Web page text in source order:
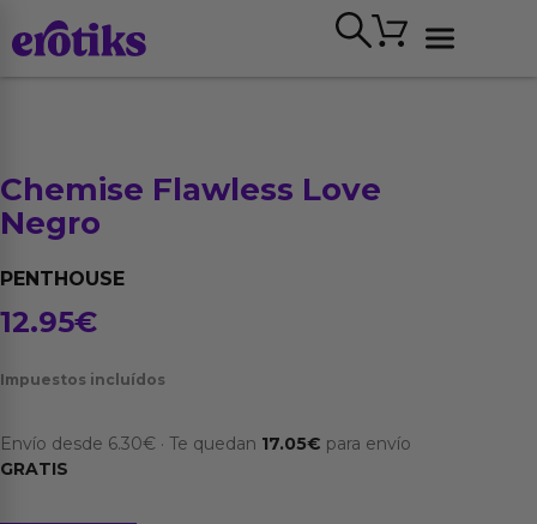
al
Carrito
Chemise Flawless Love
Negro
PENTHOUSE
12.95€
Impuestos incluídos
Envío desde 6.30€ · Te quedan 17.05€ para envío
GRATIS